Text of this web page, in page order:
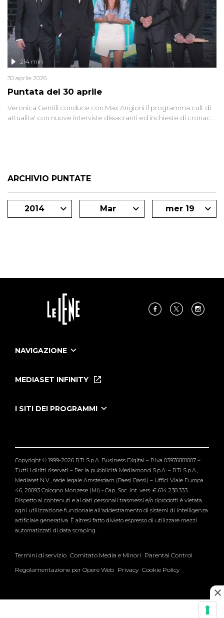
Puntata del 30 aprile
214 min
30 aprile 2026
Veronica Gentili conduce con Max Angioni il programma cult di
attualita' con nuove interviste dissacranti ed inchieste di cronaca
ARCHIVIO PUNTATE
2014 Mar mer 19
NAVIGAZIONE
Le Iene Presentano Inside
Tutti i servizi
MEDIASET INFINITY
I SITI DEI PROGRAMMI
Verissimo
Copyright © 1999-2026 RTI S.p.A. Business Digital – P.Iva 03976881007 –
Tutti i diritti riservati – Per la pubblicità Mediamond S.p.A. – RTI S.p.A.,
Mediaset N.V., sede legale Amsterdam (Paesi Bassi) – Uffici Viale Europa
46, 20093 Cologno Monzese (MI) - Cap. Soc. int. vers. € 614.238.333.
Rispetto ai contenuti e ai dati personali trasmessi e/o riprodotti è vietata
ogni utilizzazione funzionale all'addestramento di sistemi di intelligenza
artificiale generativa. È altresì fatto divieto espresso di utilizzare mezzi
automatizzati di data scraping.
Termini di servizio Comitato Media e Minori Parental Control
Regolamentazione per Opere Web Privacy Cookie Policy